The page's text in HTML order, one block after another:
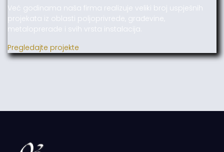
Već godinama naša firma realizuje veliki broj uspješnih
projekata iz oblasti poljoprivrede, građevine,
metaloprerade i svih vrsta instalacija.
Pregledajte projekte